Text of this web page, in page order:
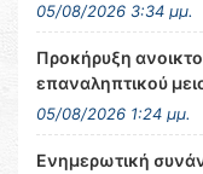
05/08/2026 3:34 μμ.
Προκήρυξη
επαναληπτικού
05/08/2026 1:24 μμ.
Ενημερωτική